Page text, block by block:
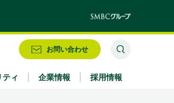
お問い合わせ
ィ 企業情報 採用情報